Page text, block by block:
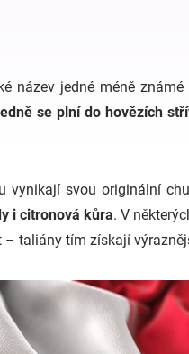
název jedné méně známé
se plní do hovězích
vynikají svou originální
i citronová kůra. V
– taliány tím získají